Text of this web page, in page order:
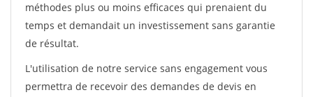
méthodes plus ou moins efficaces qui prenaient du
temps et demandait un investissement sans garantie
de résultat.
L'utilisation de notre service sans engagement vous
permettra de recevoir des demandes de devis en